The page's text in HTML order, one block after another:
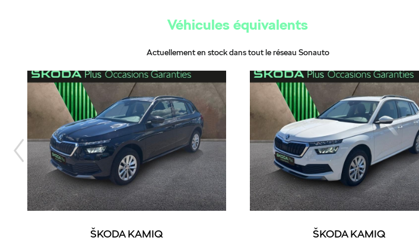
Véhicules équivalents
Actuellement en stock dans tout le réseau Sonauto
ŠKODA KAMIQ ŠKODA KAMIQ